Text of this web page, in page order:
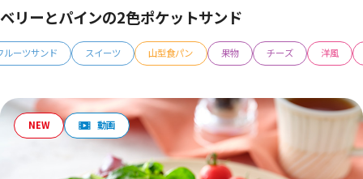
ベリーとパインの2色ポケットサンド
ルーツサンド スイーツ 山型食パン 果物 チーズ 洋風